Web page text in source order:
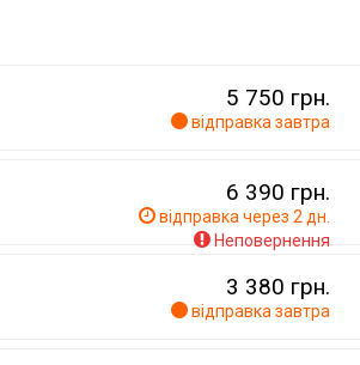
5 750 грн.
відправка завтра
6 390 грн.
відправка через 2 дн.
Неповернення
3 380 грн.
відправка завтра